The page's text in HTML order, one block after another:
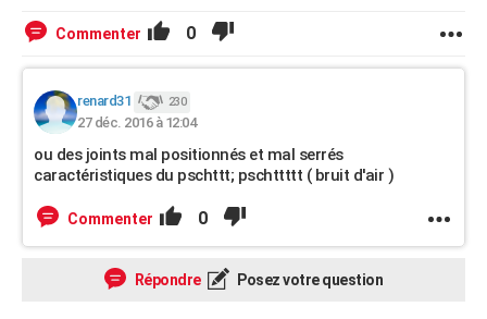
Commenter 0
renard31 230
27 déc. 2016 à 12:04
ou des joints mal positionnés et mal serrés
caractéristiques du pschttt; pschttttt ( bruit d'air )
Commenter 0
Répondre Posez votre question